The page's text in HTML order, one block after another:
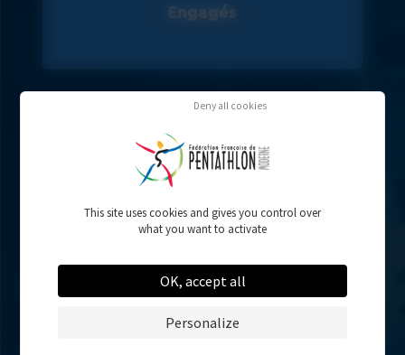
Engagés
Résultats
- Pas encore disponible -
This site uses cookies and gives you control over
what you want to activate
OK, accept all
Deny all cookies
Personalize